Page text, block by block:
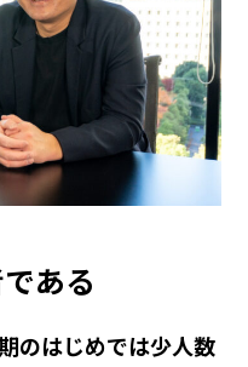
ある
期のはじめでは少人数